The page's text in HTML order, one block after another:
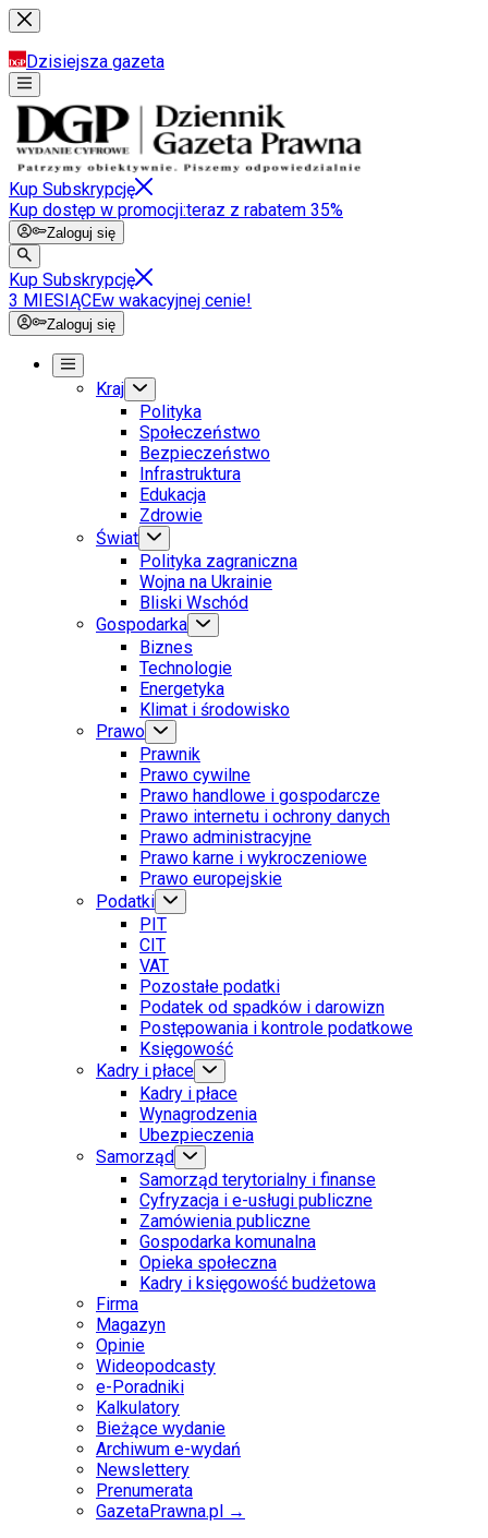
Dzisiejsza gazeta
Kup Subskrypcję
Kup dostęp w promocji:teraz z rabatem 35%
Zaloguj się
Kup Subskrypcję
3 MIESIĄCEw wakacyjnej cenie!
Zaloguj się
Kraj
Polityka
Społeczeństwo
Bezpieczeństwo
Infrastruktura
Edukacja
Zdrowie
Świat
Polityka zagraniczna
Wojna na Ukrainie
Bliski Wschód
Gospodarka
Biznes
Technologie
Energetyka
Klimat i środowisko
Prawo
Prawnik
Prawo cywilne
Prawo handlowe i gospodarcze
Prawo internetu i ochrony danych
Prawo administracyjne
Prawo karne i wykroczeniowe
Prawo europejskie
Podatki
PIT
CIT
VAT
Pozostałe podatki
Podatek od spadków i darowizn
Postępowania i kontrole podatkowe
Księgowość
Kadry i płace
Kadry i płace
Wynagrodzenia
Ubezpieczenia
Samorząd
Samorząd terytorialny i finanse
Cyfryzacja i e-usługi publiczne
Zamówienia publiczne
Gospodarka komunalna
Opieka społeczna
Kadry i księgowość budżetowa
Firma
Magazyn
Opinie
Wideopodcasty
e-Poradniki
Kalkulatory
Bieżące wydanie
Archiwum e-wydań
Newslettery
Prenumerata
GazetaPrawna.pl →